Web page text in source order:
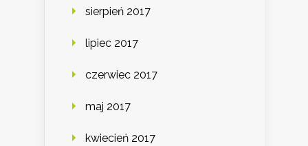
sierpień 2017
lipiec 2017
czerwiec 2017
maj 2017
kwiecień 2017